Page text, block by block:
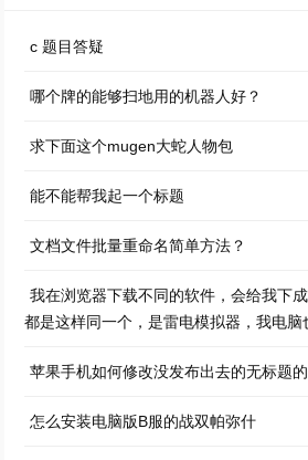
c 题目答疑
哪个牌的能够扫地用的机器人好？
求下面这个mugen大蛇人物包
能不能帮我起一个标题
文档文件批量重命名简单方法？
我在浏览器下载不同的软件，会给我下
都是这样同一个，是雷电模拟器，我电脑
苹果手机如何修改没发布出去的无标题
怎么安装电脑版B服的战双帕弥什